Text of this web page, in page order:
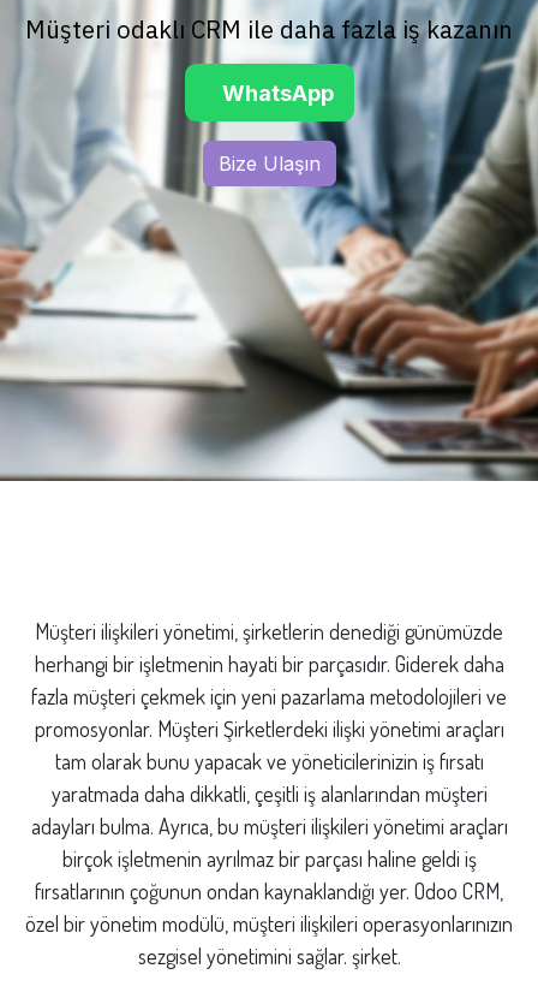
Müşteri odaklı CRM ile daha fazla iş kazanın
Whats​App
Bize Ulaşın
Müşteri ilişkileri yönetimi, şirketlerin denediği günümüzde
herhangi bir işletmenin hayati bir parçasıdır. Giderek daha
fazla müşteri çekmek için yeni pazarlama metodolojileri ve
promosyonlar. Müşteri Şirketlerdeki ilişki yönetimi araçları
tam olarak bunu yapacak ve yöneticilerinizin iş fırsatı
yaratmada daha dikkatli, çeşitli iş alanlarından müşteri
adayları bulma. Ayrıca, bu müşteri ilişkileri yönetimi araçları
birçok işletmenin ayrılmaz bir parçası haline geldi iş
fırsatlarının çoğunun ondan kaynaklandığı yer. Odoo CRM,
özel bir yönetim modülü, müşteri ilişkileri operasyonlarınızın
sezgisel yönetimini sağlar. şirket.